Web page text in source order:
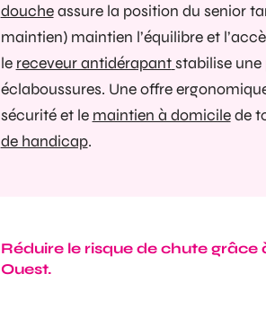
doucheassure la position du senior
maintien) maintien l’équilibre et
le receveur antidérapant stabilise une
éclaboussures. Une offre
sécurité et le maintien à domicilede
de handicap.
Réduire le risque de chute
Ouest.